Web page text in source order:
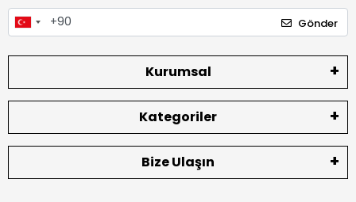
Gönder
Kurumsal
Kategoriler
Bize Ulaşın